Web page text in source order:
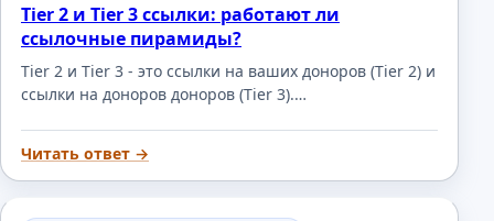
Tier 2 и Tier 3 ссылки: работают ли
ссылочные пирамиды?
Tier 2 и Tier 3 - это ссылки на ваших доноров (Tier 2) и
ссылки на доноров доноров (Tier 3).…
Читать ответ →